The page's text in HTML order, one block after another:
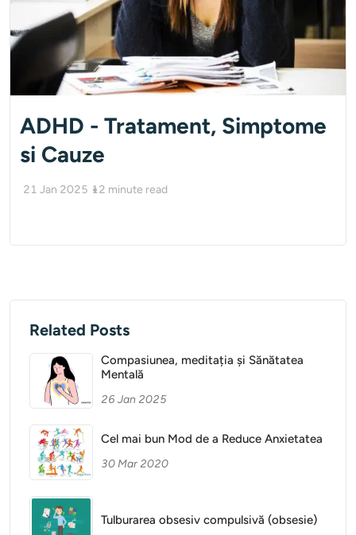
ADHD - Tratament, Simptome
si Cauze
21 Jan 2025 12 minute read
Related Posts
Compasiunea, meditația și Sănătatea
Mentală
26 Jan 2025
Cel mai bun Mod de a Reduce Anxietatea
30 Mar 2020
Tulburarea obsesiv compulsivă (obsesie)